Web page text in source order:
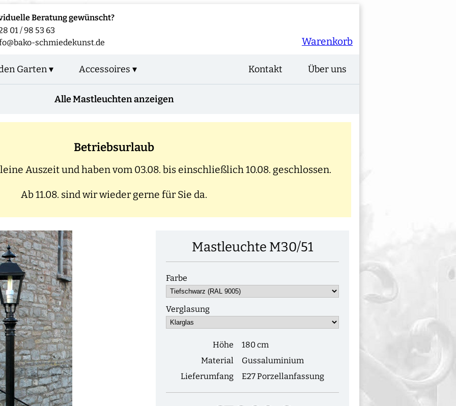
Beratung gewünscht?
01 / 98 53 63
schmiedekunst.de
Warenkorb
Garten ▾ Accessoires ▾ Über uns
Kontakt
Alle Mastleuchten anzeigen
Betriebsurlaub
Auszeit und haben vom 03.08. bis einschließlich 10.08. geschlossen.
Ab 11.08. sind wir wieder gerne für Sie da.
Mastleuchte M30/51
Farbe
Verglasung
Höhe
180 cm
Material
Gussaluminium
Lieferumfang
E27 Porzellanfassung